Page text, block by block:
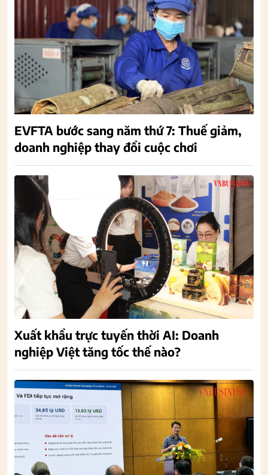
EVFTA bước sang năm thứ 7: Thuế giảm,
doanh nghiệp thay đổi cuộc chơi
Xuất khẩu trực tuyến thời AI: Doanh
nghiệp Việt tăng tốc thế nào?